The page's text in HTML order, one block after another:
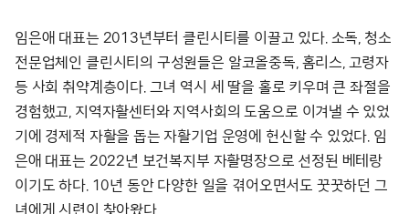
임은애 대표는 2013년부터 클린시티를 이끌고 있다. 소독, 청소
전문업체인 클린시티의 구성원들은 알코올중독, 홈리스, 고령자
등 사회 취약계층이다. 그녀 역시 세 딸을 홀로 키우며 큰 좌절을
경험했고, 지역자활센터와 지역사회의 도움으로 이겨낼 수 있었
기에 경제적 자활을 돕는 자활기업 운영에 헌신할 수 있었다. 임
은애 대표는 2022년 보건복지부 자활명장으로 선정된 베테랑
이기도 하다. 10년 동안 다양한 일을 겪어오면서도 꿋꿋하던 그
녀에게 시련이 찾아왔다.